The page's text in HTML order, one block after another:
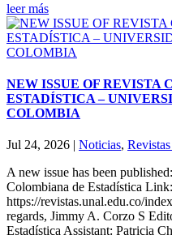
leer más
NEW ISSUE OF REVISTA
ESTADÍSTICA –
COLOMBIA
Jul 24, 2026 | Noticias,
A new issue has been
Colombiana de Estadística Link:
https://revistas.unal.edu.co/
regards, Jimmy A. Corzo S
Estadística Assistant: Patricia